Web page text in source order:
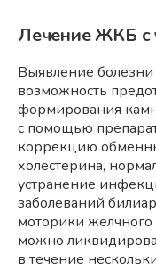
Лечение ЖКБ с
Выявление
возможность
формирования
с помощью
коррекцию
холестерина,
устранение
заболеваний
моторики желчного
можно
в течение